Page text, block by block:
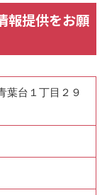
報提供をお願
葉台１丁目２９